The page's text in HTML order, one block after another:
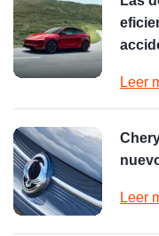
Leer
Leer